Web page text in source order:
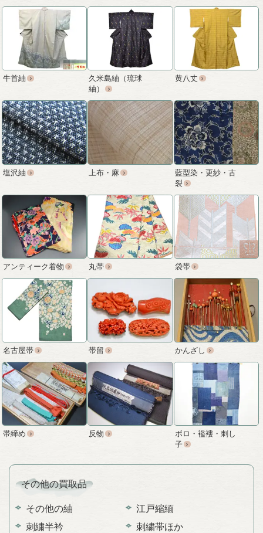
牛首紬
久米島紬（琉球
紬）
黄八丈
塩沢紬 上布・麻
藍型染・更紗・古
裂
アンティーク着物 丸帯 袋帯
名古屋帯 帯留 かんざし
帯締め 反物
ボロ・襤褸・刺し
子
その他の買取品
その他の紬
江戸縮緬
刺繍半衿
刺繍帯ほか